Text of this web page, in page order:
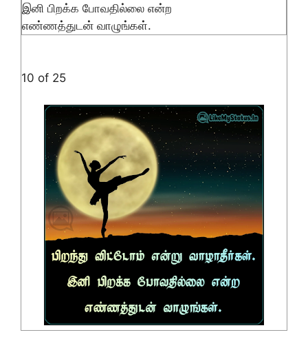
இனி பிறக்க போவதில்லை என்ற
எண்ணத்துடன் வாழுங்கள்.
10 of 25